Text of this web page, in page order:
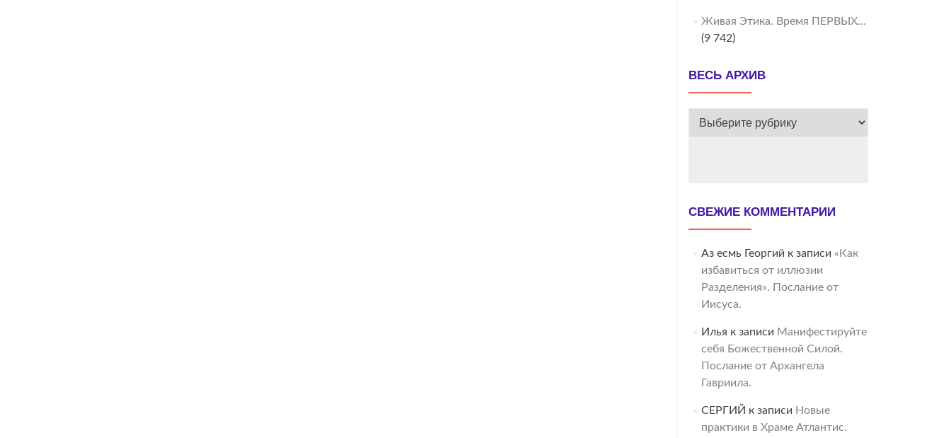
Живая Этика. Время ПЕРВЫХ…
(9 742)
ВЕСЬ АРХИВ
ВЕСЬ
СВЕЖИЕ КОММЕНТАРИИ
Аз есмь Георгий к записи «Как
избавиться от иллюзии
Разделения». Послание от
Иисуса.
Илья к записи Манифестируйте
себя Божественной Силой.
Послание от Архангела
Гавриила.
СЕРГИЙ к записи Новые
практики в Храме Атлантис.